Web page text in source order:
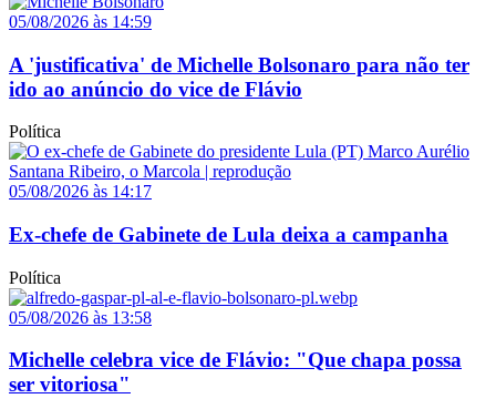
05/08/2026 às 14:59
A 'justificativa' de Michelle Bolsonaro para não ter
ido ao anúncio do vice de Flávio
Política
05/08/2026 às 14:17
Ex-chefe de Gabinete de Lula deixa a campanha
Política
05/08/2026 às 13:58
Michelle celebra vice de Flávio: "Que chapa possa
ser vitoriosa"